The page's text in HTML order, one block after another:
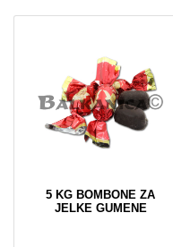
5 KG BOMBONE ZA
JELKE GUMENE